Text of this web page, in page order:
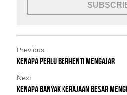
Previous
KENAPA PERLU BERHENTI MENGAJAR
Next
KENAPA BANYAK KERAJAAN BESAR